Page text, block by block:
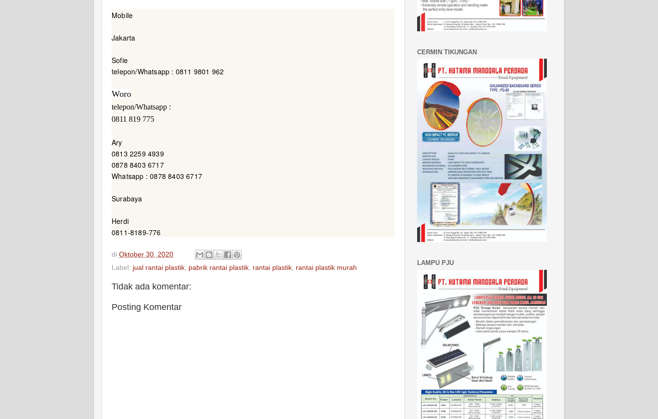
Mobile
Jakarta
Sofie
telepon/Whatsapp : 0811 9801 962
Woro
telepon/Whatsapp :
0811 819 775
Ary
0813 2259 4939
0878 8403 6717
Whatsapp : 0878 8403 6717
Surabaya
Herdi
0811-8189-776
di Oktober 30, 2020
Label: jual rantai plastik, pabrik rantai plastik, rantai plastik, rantai plastik murah
Tidak ada komentar:
Posting Komentar
CERMIN TIKUNGAN
LAMPU PJU